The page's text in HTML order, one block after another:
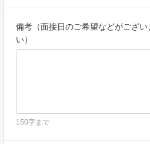
備考（面接日のご希望などがござ
い）
150字まで